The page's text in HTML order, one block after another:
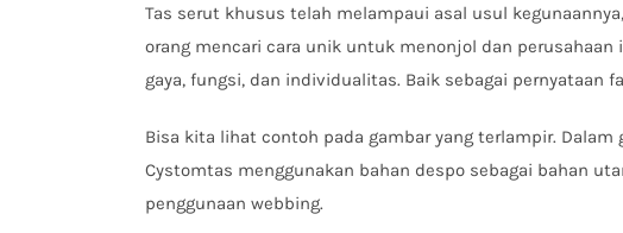
Tas serut khusus telah melampaui asal usul
orang mencari cara unik untuk menonjol dan
gaya, fungsi, dan individualitas. Baik sebagai
Bisa kita lihat contoh pada gambar yang terlampir.
Cystomtas menggunakan bahan despo sebagai bahan
penggunaan webbing.